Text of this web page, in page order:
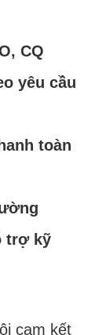
CQ
yêu cầu
toàn
trợ kỹ
cam kết